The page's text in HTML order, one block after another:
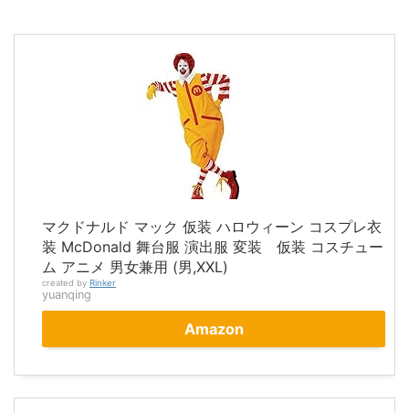
マクドナルド マック 仮装 ハロウィーン コスプレ衣
装 McDonald 舞台服 演出服 変装 仮装 コスチュー
ム アニメ 男女兼用 (男,XXL)
created by Rinker
yuanqing
Amazon